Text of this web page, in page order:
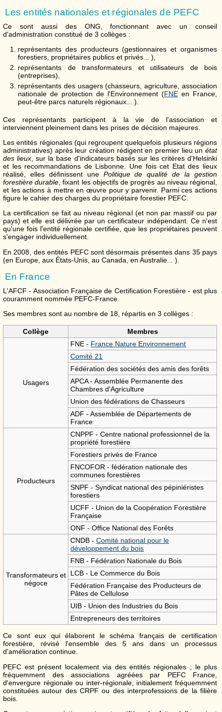
Les entités nationales et régionales de PEFC
Ce sont aussi des ONG, fonctionnant avec un conseil
d'administration constitué de 3 collèges :
représentants des producteurs (gestionnaires et organismes
forestiers, propriétaires publics et privés... ),
représentants de transformateurs et utilisateurs de bois
(entreprises),
représentants des usagers (chasseurs, agriculture, association
nationale de protection de l'Environnement (FNE en France,
peut-être parcs naturels régionaux... ).
Ces représentants participent à la vie de l'association et
interviennent pleinement dans les prises de décision majeures.
Les entités régionales (qui regroupent quelquefois plusieurs régions
administratives) après leur création rédigent en premier lieu un état
des lieux , sur la base d'indicateurs basés sur les critères d'Helsinki
et les recommandations de Lisbonne. Une fois cet Etat des lieux
réalisé, elles définissent une Politique de qualité de la gestion
forestière durable , fixant les objectifs de progrès au niveau régional,
et les actions à mettre en œuvre pour y parvenir. Parmi ces actions
figure le cahier des charges du propriétaire forestier PEFC.
La certification se fait au niveau régional (et non par massif ou par
pays) et elle est délivrée par un certificateur indépendant. Ce n'est
qu'une fois l'entité régionale certifiée, que les propriétaires peuvent
s'engager individuellement.
En 2008, des entités PEFC sont désormais présentes dans 35 pays
(en Europe, aux États-Unis, au Canada, en Australie... ).
En France
L'AFCF - Association Française de Certification Forestière - est plus
couramment nommée PEFC-France.
Ses membres sont au nombre de 18, répartis en 3 collèges :
Collège Membres
Usagers
FNE - France Nature Environnement
Comité 21
Fédération des sociétés des amis des forêts
APCA - Assemblée Permanente des
Chambres d'Agriculture
Union des fédérations de Chasseurs
ADF - Assemblée de Départements de
France
Producteurs
CNPPF - Centre national professionnel de la
propriété forestière
Forestiers privés de France
FNCOFOR - fédération nationale des
communes forestières
SNPF - Syndicat national des pépiniéristes
forestiers
UCFF - Union de la Coopération Forestière
Française
ONF - Office National des Forêts
Transformateurs et
négoce
CNDB -Comité national pour le
développement du bois
FNB - Fédération Nationale du Bois
LCB - Le Commerce du Bois
Fédération Française des Producteurs de
Pâtes de Cellulose
UIB - Union des Industries du Bois
Entrepreneurs des territoires
Ce sont eux qui élaborent le schéma français de certification
forestière, révisé l'ensemble des 5 ans dans un processus
d'amélioration continue.
PEFC est présent localement via des entités régionales ; le plus
fréquemment des associations agréées par PEFC France,
d'envergure régionale ou inter-régionale, initialement fréquemment
constituées autour des CRPF ou des interprofessions de la filière
bois.